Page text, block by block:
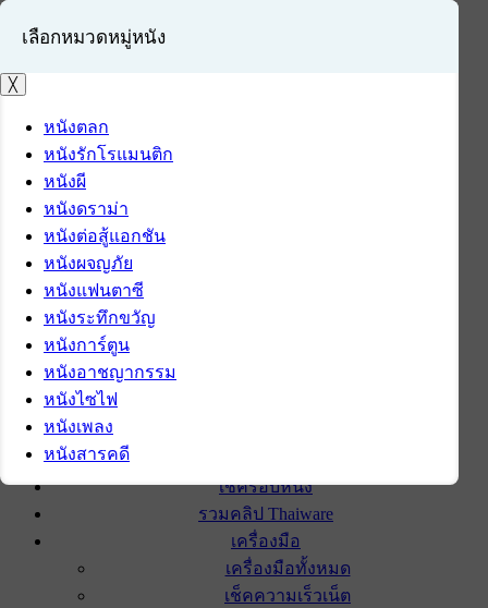
เข้าสู่ระบบ
สมัครสมาชิก
เช็ครอบหนัง
รวมคลิป Thaiware
เครื่องมือ
เครื่องมือทั้งหมด
เช็คความเร็วเน็ต
เลือกหมวดหมู่หนัง
╳
หนังตลก
หนังรักโรแมนติก
หนังผี
หนังดราม่า
หนังต่อสู้แอกชัน
หนังผจญภัย
หนังแฟนตาซี
หนังระทึกขวัญ
หนังการ์ตูน
หนังอาชญากรรม
หนังไซไฟ
หนังเพลง
หนังสารคดี